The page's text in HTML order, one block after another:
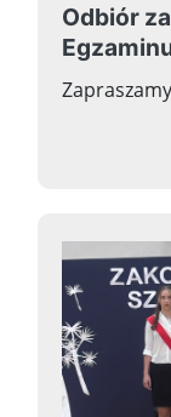
Odbiór